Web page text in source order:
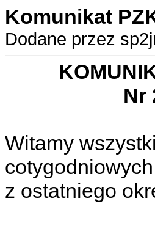
Komunikat
Dodane przez
Nr
Witamy
z ostatniego